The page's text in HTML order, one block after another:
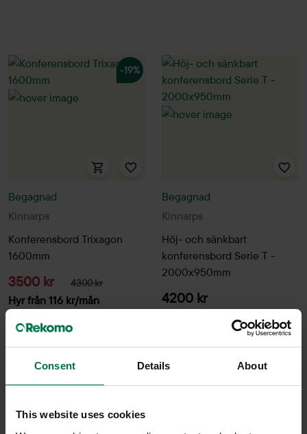
Consent Details About
This website uses cookies
-19%
Kinnarps
Begagnad
Konferensbord Trixagon
1600mm
3500 kr 4300 kr
Hyr från 116 kr/mån
9 i lager
Sparar miljön ca 27 kg
C02
Kinnarps
Begagnad
Höj- och sänkbart
konferensbord Serie T -
2000x950mm
4200 kr
Sparar miljön ca 103